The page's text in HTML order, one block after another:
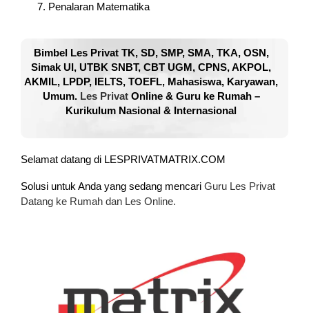
Penalaran Matematika
Bimbel Les Privat TK, SD, SMP, SMA, TKA, OSN,
Simak UI, UTBK SNBT, CBT UGM, CPNS, AKPOL,
AKMIL, LPDP, IELTS, TOEFL, Mahasiswa, Karyawan,
Umum. Les PrivatOnline & Guru ke Rumah –
Kurikulum Nasional & Internasional
Selamat datang di LESPRIVATMATRIX.COM
Solusi untuk Anda yang sedang mencari Guru Les Privat
Datang ke Rumah dan Les Online.